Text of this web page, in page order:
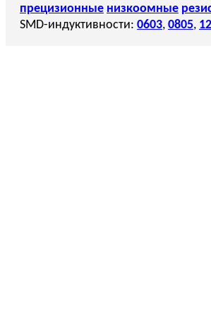
прецизионные низкоомные
SMD-индуктивности: 0603, 0805,